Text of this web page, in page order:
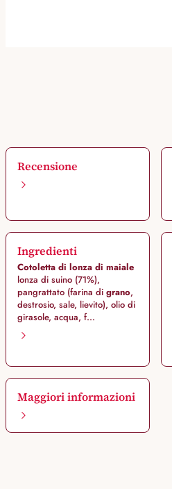
Recensione
Ingredienti
Cotoletta di lonza di maiale
lonza di suino (71%),
pangrattato (farina di grano,
destrosio, sale, lievito), olio di
girasole, acqua, f...
Maggiori informazioni